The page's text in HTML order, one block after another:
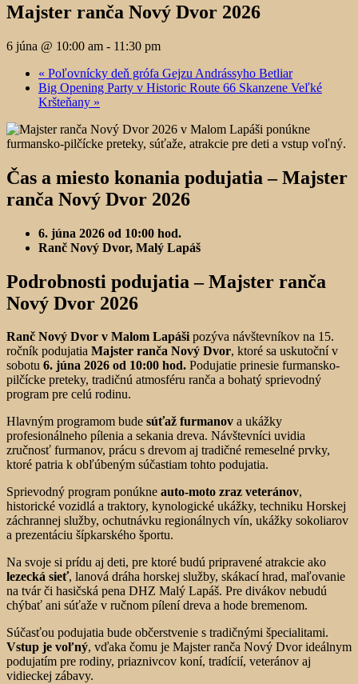
Majster ranča Nový Dvor 2026
6 júna @ 10:00 am - 11:30 pm
« Poľovnícky deň grófa Gejzu Andrássyho Betliar
Big Opening Party v Historic Route 66 Skanzene Veľké
Kršteňany »
Čas a miesto konania podujatia –Majster
ranča Nový Dvor 2026
6. júna 2026 od 10:00 hod.
Ranč Nový Dvor, Malý Lapáš
Podrobnosti podujatia –Majster ranča
Nový Dvor 2026
Ranč Nový Dvor v Malom Lapášipozýva návštevníkov na 15.
ročník podujatia Majster ranča Nový Dvor, ktoré sa uskutoční v
sobotu 6. júna 2026 od 10:00 hod. Podujatie prinesie furmansko-
pilčícke preteky, tradičnú atmosféru ranča a bohatý sprievodný
program pre celú rodinu.
Hlavným programom bude súťaž furmanov a ukážky
profesionálneho pílenia a sekania dreva. Návštevníci uvidia
zručnosť furmanov, prácu s drevom aj tradičné remeselné prvky,
ktoré patria k obľúbeným súčastiam tohto podujatia.
Sprievodný program ponúkne auto-moto zraz veteránov,
historické vozidlá a traktory, kynologické ukážky, techniku Horskej
záchrannej služby, ochutnávku regionálnych vín, ukážky sokoliarov
a prezentáciu šípkarského športu.
Na svoje si prídu aj deti, pre ktoré budú pripravené atrakcie ako
lezecká sieť, lanová dráha horskej služby, skákací hrad, maľovanie
na tvár či hasičská pena DHZ Malý Lapáš. Pre divákov nebudú
chýbať ani súťaže v ručnom pílení dreva a hode bremenom.
Súčasťou podujatia bude občerstvenie s tradičnými špecialitami.
Vstup je voľný, vďaka čomu je Majster ranča Nový Dvor ideálnym
podujatím pre rodiny, priaznivcov koní, tradícií, veteránov aj
vidieckej zábavy.